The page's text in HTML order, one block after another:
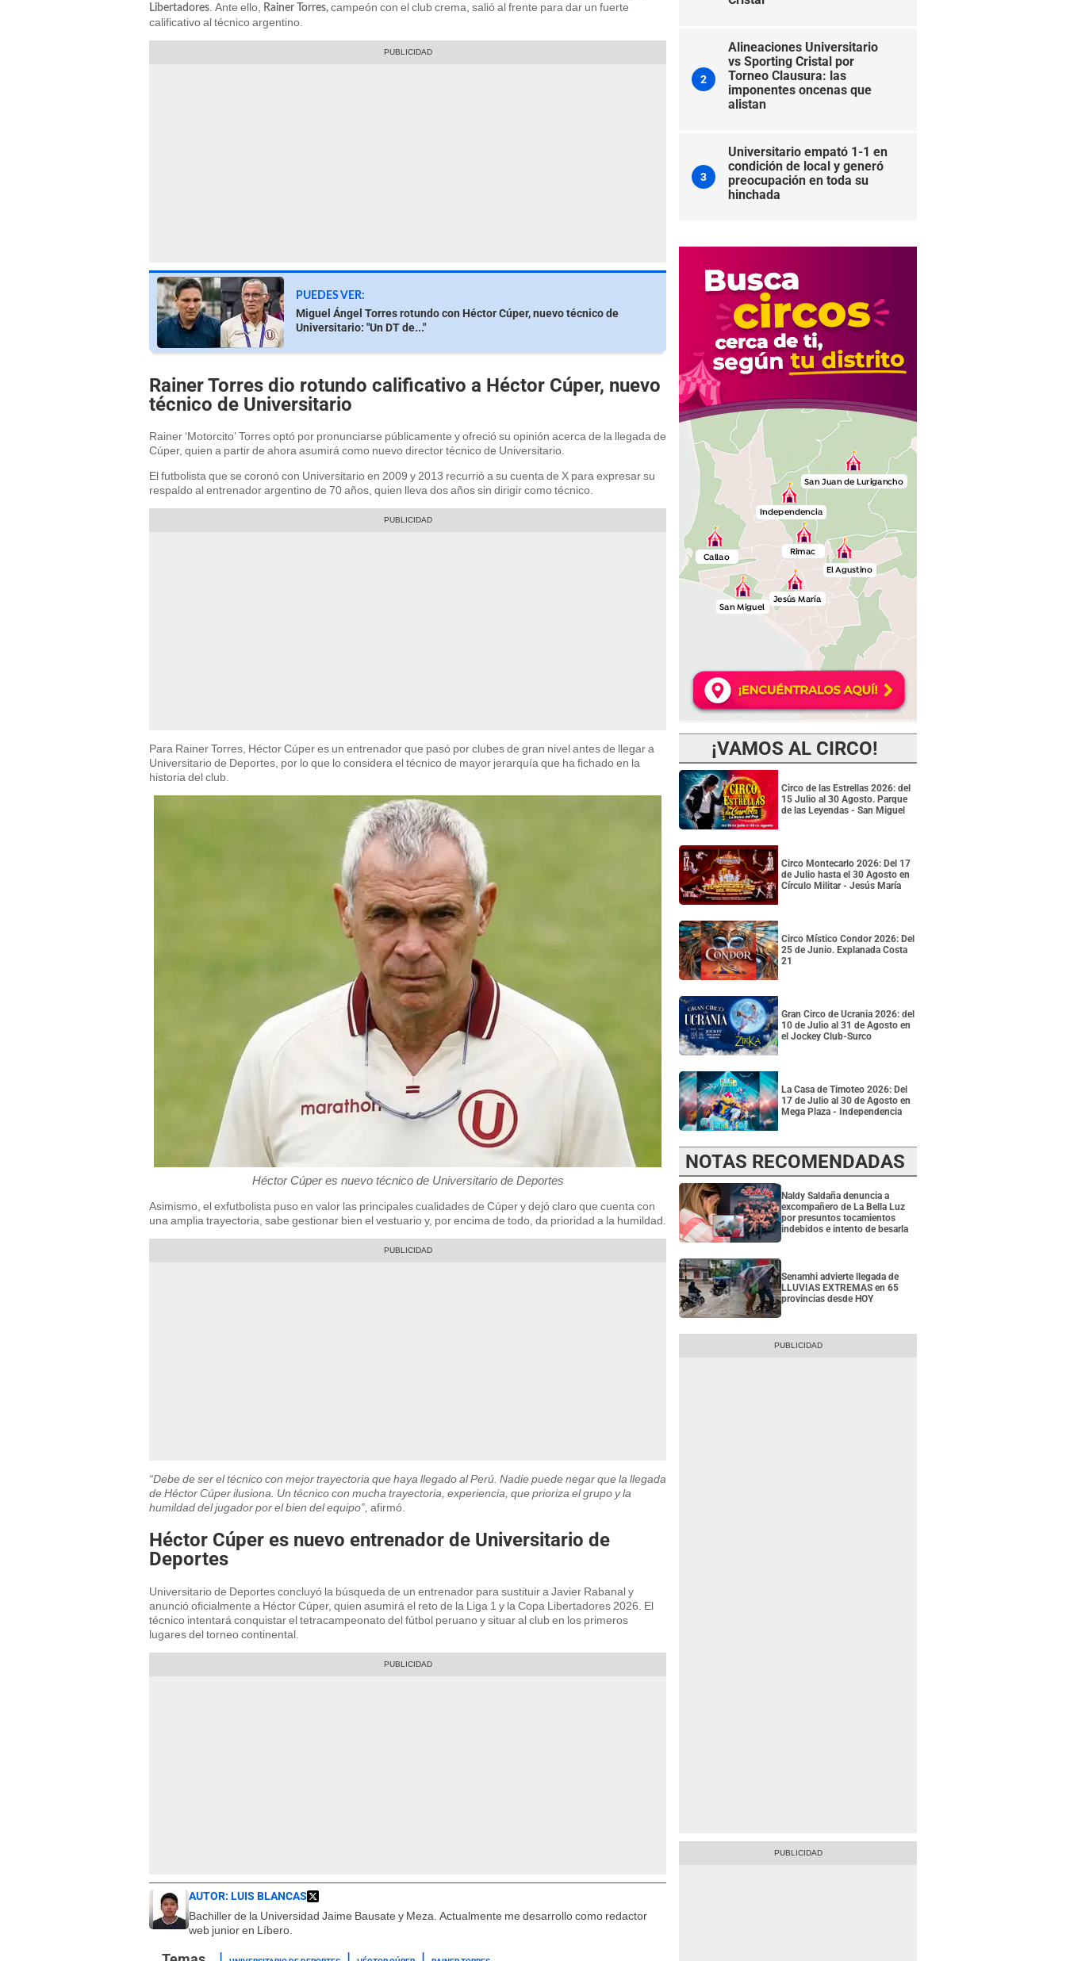
Libertadores . Ante ello, Rainer Torres, campeón con el club crema, salió al frente para dar un fuerte
calificativo al técnico argentino.
PUEDES VER:
Miguel Ángel Torres rotundo con Héctor Cúper, nuevo técnico de
Universitario: "Un DT de..."
Rainer Torres dio rotundo calificativo a Héctor Cúper, nuevo
técnico de Universitario
Rainer ‘Motorcito’ Torres optó por pronunciarse públicamente y ofreció su opinión acerca de la llegada de
Cúper, quien a partir de ahora asumirá como nuevo director técnico de Universitario.
El futbolista que se coronó con Universitario en 2009 y 2013 recurrió a su cuenta de X para expresar su
respaldo al entrenador argentino de 70 años, quien lleva dos años sin dirigir como técnico.
Para Rainer Torres, Héctor Cúper es un entrenador que pasó por clubes de gran nivel antes de llegar a
Universitario de Deportes, por lo que lo considera el técnico de mayor jerarquía que ha fichado en la
historia del club.
Héctor Cúper es nuevo técnico de Universitario de Deportes
Asimismo, el exfutbolista puso en valor las principales cualidades de Cúper y dejó claro que cuenta con
una amplia trayectoria, sabe gestionar bien el vestuario y, por encima de todo, da prioridad a la humildad.
“Debe de ser el técnico con mejor trayectoria que haya llegado al Perú. Nadie puede negar que la llegada
de Héctor Cúper ilusiona. Un técnico con mucha trayectoria, experiencia, que prioriza el grupo y la
humildad del jugador por el bien del equipo”, afirmó.
Héctor Cúper es nuevo entrenador de Universitario de
Deportes
Universitario de Deportes concluyó la búsqueda de un entrenador para sustituir a Javier Rabanal y
anunció oficialmente a Héctor Cúper, quien asumirá el reto de la Liga 1 y la Copa Libertadores 2026. El
técnico intentará conquistar el tetracampeonato del fútbol peruano y situar al club en los primeros
lugares del torneo continental.
AUTOR: LUIS BLANCAS
Bachiller de la Universidad Jaime Bausate y Meza. Actualmente me desarrollo como redactor
web junior en Líbero.
2
Alineaciones Universitario
vs Sporting Cristal por
Torneo Clausura: las
imponentes oncenas que
alistan
3
Universitario empató 1-1 en
condición de local y generó
preocupación en toda su
hinchada
¡VAMOS AL CIRCO!
Circo de las Estrellas 2026: del
15 Julio al 30 Agosto. Parque
de las Leyendas - San Miguel
Circo Montecarlo 2026: Del 17
de Julio hasta el 30 Agosto en
Círculo Militar - Jesús María
Circo Místico Condor 2026: Del
25 de Junio. Explanada Costa
21
Gran Circo de Ucrania 2026: del
10 de Julio al 31 de Agosto en
el Jockey Club-Surco
La Casa de Timoteo 2026: Del
17 de Julio al 30 de Agosto en
Mega Plaza - Independencia
NOTAS RECOMENDADAS
Naldy Saldaña denuncia a
excompañero de La Bella Luz
por presuntos tocamientos
indebidos e intento de besarla
Senamhi advierte llegada de
LLUVIAS EXTREMAS en 65
provincias desde HOY